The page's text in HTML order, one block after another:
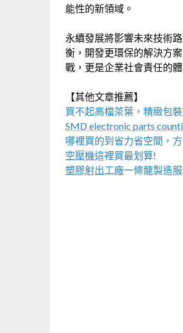
能性的新領域。
永續發展將影響未來技術
衡，開發更環保的解決方
戰，更是企業社會責任的體
【其他文章推薦】
買不起高檔茶葉，精緻包裝
SMD electronic parts
哪裡買的到省力省空間，
空壓機這裡買最划算!
塑膠射出工廠一條龍製造